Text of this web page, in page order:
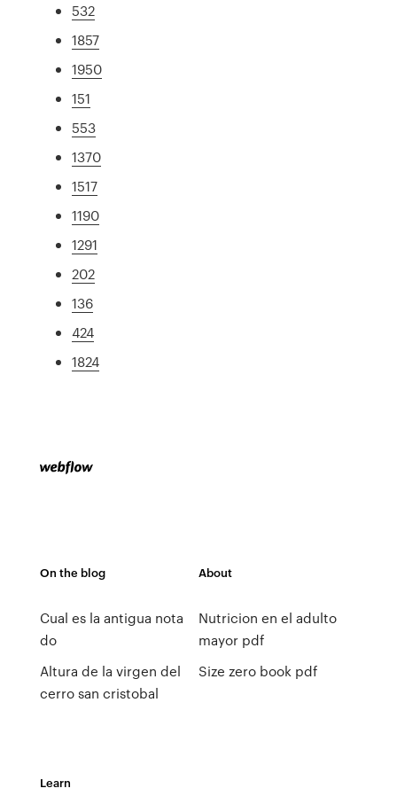
532
1857
1950
151
553
1370
1517
1190
1291
202
136
424
1824
On the blog
Cual es la antigua nota
do
Altura de la virgen del
cerro san cristobal
About
Nutricion en el adulto
mayor pdf
Size zero book pdf
Learn